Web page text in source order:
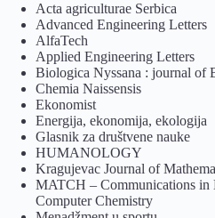
Acta agriculturae Serbica
Advanced Engineering Letters
AlfaTech
Applied Engineering Letters
Biologica Nyssana : journal of
Chemia Naissensis
Ekonomist
Energija, ekonomija, ekologija
Glasnik za društvene nauke
HUMANOLOGY
Kragujevac Journal of
MATCH – Communications in
Computer Chemistry